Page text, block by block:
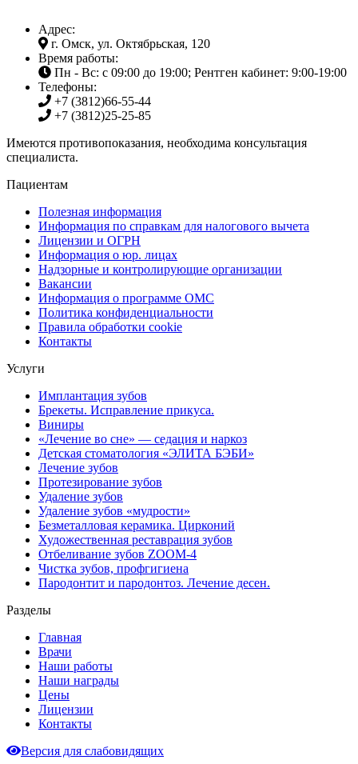
Адрес:
г. Омск, ул. Октябрьская, 120
Время работы:
Пн - Вс: с 09:00 до 19:00; Рентген кабинет: 9:00-19:00
Телефоны:
+7 (3812)66-55-44
+7 (3812)25-25-85
Имеются противопоказания, необходима консультация
специалиста.
Пациентам
Полезная информация
Информация по справкам для налогового вычета
Лицензии и ОГРН
Информация о юр. лицах
Надзорные и контролирующие организации
Вакансии
Информация о программе ОМС
Политика конфиденциальности
Правила обработки cookie
Контакты
Услуги
Имплантация зубов
Брекеты. Исправление прикуса.
Виниры
«Лечение во сне» — седация и наркоз
Детская стоматология «ЭЛИТА БЭБИ»
Лечение зубов
Протезирование зубов
Удаление зубов
Удаление зубов «мудрости»
Безметалловая керамика. Цирконий
Художественная реставрация зубов
Отбеливание зубов ZOOM-4
Чистка зубов, профгигиена
Пародонтит и пародонтоз. Лечение десен.
Разделы
Главная
Врачи
Наши работы
Наши награды
Цены
Лицензии
Контакты
Версия для слабовидящих